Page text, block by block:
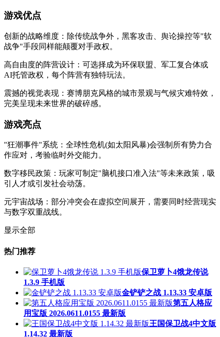
游戏优点
创新的战略维度：除传统战争外，黑客攻击、舆论操控等"软
战争"手段同样能颠覆对手政权。
高自由度的阵营设计：可选择成为环保联盟、军工复合体或
AI托管政权，每个阵营有独特玩法。
震撼的视觉表现：赛博朋克风格的城市景观与气候灾难特效，
完美呈现未来世界的破碎感。
游戏亮点
"狂潮事件"系统：全球性危机(如太阳风暴)会强制所有势力合
作应对，考验临时外交能力。
数字移民政策：玩家可制定"脑机接口准入法"等未来政策，吸
引人才或引发社会动荡。
元宇宙战场：部分冲突会在虚拟空间展开，需要同时经营现实
与数字双重战线。
显示全部
热门推荐
保卫萝卜4饿龙传说
1.3.9 手机版
金铲铲之战 1.13.33 安卓版
第五人格应
用宝版 2026.0611.0155 最新版
王国保卫战4中文版
1.14.32 最新版